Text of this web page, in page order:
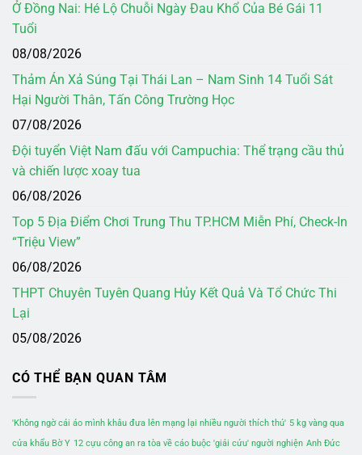
Ở Đồng Nai: Hé Lộ Chuỗi Ngày Đau Khổ Của Bé Gái 11
Tuổi
08/08/2026
Thảm Án Xả Súng Tại Thái Lan – Nam Sinh 14 Tuổi Sát
Hại Người Thân, Tấn Công Trường Học
07/08/2026
Đội tuyển Việt Nam đấu với Campuchia: Thể trạng cầu thủ
và chiến lược xoay tua
06/08/2026
Top 5 Địa Điểm Chơi Trung Thu TP.HCM Miễn Phí, Check-In
“Triệu View”
06/08/2026
THPT Chuyên Tuyên Quang Hủy Kết Quả Và Tổ Chức Thi
Lại
05/08/2026
CÓ THỂ BẠN QUAN TÂM
'Không ngờ cái áo mình khâu đưa lên mạng lại nhiều người thích thú' 5 kg vàng qua
cửa khẩu Bờ Y 12 cựu công an ra tòa về cáo buộc 'giải cứu' người nghiện Anh Đức